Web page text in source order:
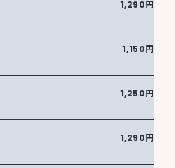
1,290円
1,150円
1,250円
1,290円